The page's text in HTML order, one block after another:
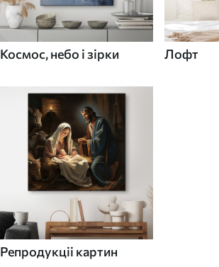
Космос, небо і зірки Лофт
Репродукціі картин